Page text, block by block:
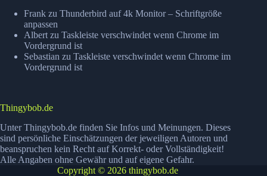
Frank zu Thunderbird auf 4k Monitor – Schriftgröße
anpassen
Albert zu Taskleiste verschwindet wenn Chrome im
Vordergrund ist
Sebastian zu Taskleiste verschwindet wenn Chrome im
Vordergrund ist
Thingybob.de
Unter Thingybob.de finden Sie Infos und Meinungen. Dieses
sind persönliche Einschätzungen der jeweiligen Autoren und
beanspruchen kein Recht auf Korrekt- oder Vollständigkeit!
Alle Angaben ohne Gewähr und auf eigene Gefahr.
Copyright © 2026 thingybob.de